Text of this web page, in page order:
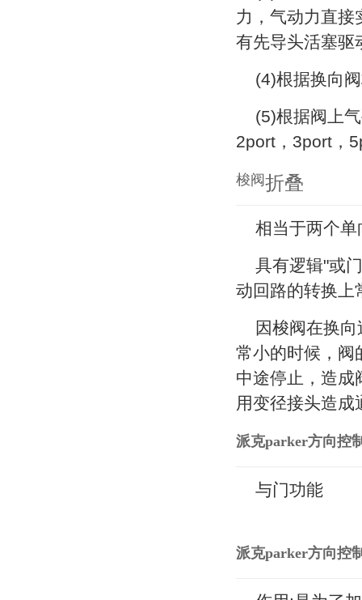
力，气动力直接
有先导头活塞驱
(4)根据换向
(5)根据阀上
2port，3port，
折叠
梭阀
相当于两个
具有逻辑"或
动回路的转换上
因梭阀在换
常小的时候，阀
中途停止，造成
用变径接头造成
派克parker方向控
与门功能
派克parker方向控